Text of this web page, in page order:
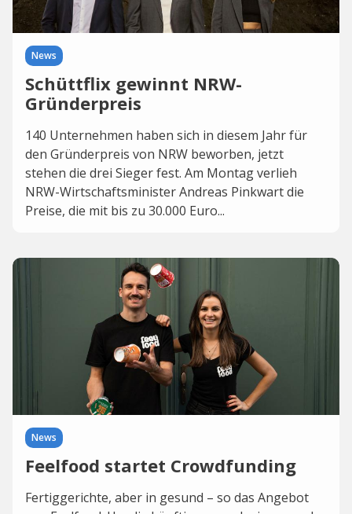
News
Schüttflix gewinnt NRW-
Gründerpreis
140 Unternehmen haben sich in diesem Jahr für
den Gründerpreis von NRW beworben, jetzt
stehen die drei Sieger fest. Am Montag verlieh
NRW-Wirtschaftsminister Andreas Pinkwart die
Preise, die mit bis zu 30.000 Euro...
News
Feelfood startet Crowdfunding
Fertiggerichte, aber in gesund – so das Angebot